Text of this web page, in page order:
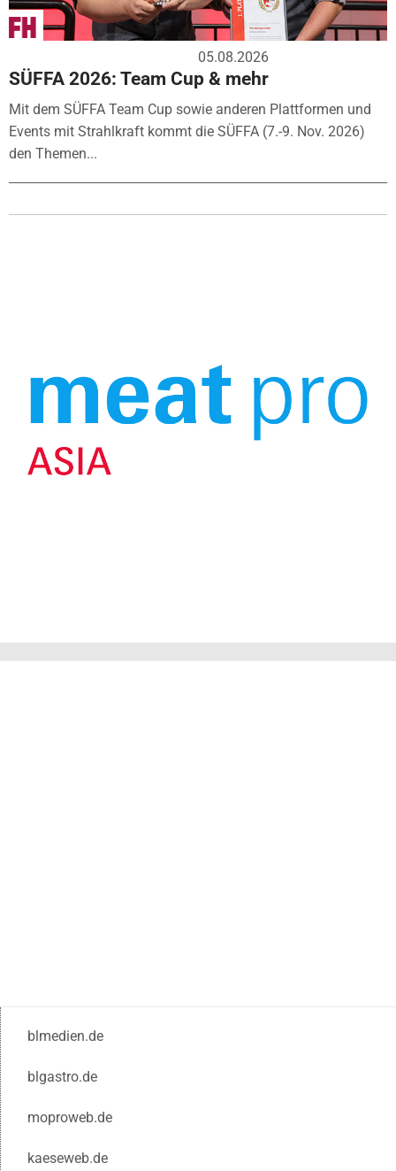
05.08.2026
SÜFFA 2026: Team Cup & mehr
Mit dem SÜFFA Team Cup sowie anderen Plattformen und
Events mit Strahlkraft kommt die SÜFFA (7.-9. Nov. 2026)
den Themen...
blmedien.de
blgastro.de
moproweb.de
kaeseweb.de